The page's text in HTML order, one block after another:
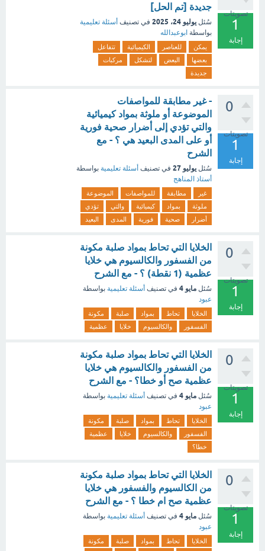
تصويتات
1
إجابة
جديدة [تم الحل]
سُئل يوليو 24، 2025 في تصنيف أسئلة تعليمية
بواسطة ابوعبدالله
يمكن للعناصر الكيميائية
تتفاعل
بعضها
البعض لتشكل
مركبات
جديدة
0
تصويتات
1
إجابة
- غير مطابقة للمواصفات
الموضوعة أو ملوثة بمواد كيميائية
والتي تؤدي إلى أضرار صحية فورية
أو على المدى البعيد هي ؟ - مع
الشرح
سُئل يوليو 27 في تصنيف أسئلة تعليمية بواسطة
أستاذ المناهج
غير مطابقة للمواصفات
الموضوعة
ملوثة
بمواد كيميائية والتي
تؤدي
أضرار
صحية فورية المدى البعيد
0
تصويتات
1
إجابة
الخلايا التي تحاط بمواد صلبة مكونة
من الفسفور والكالسيوم هي خلايا
عظمية (1 نقطة) ؟ - مع الشرح
سُئل مايو 4 في تصنيف أسئلة تعليمية بواسطة
عبود
الخلايا تحاط بمواد صلبة
مكونة
الفسفور
والكالسيوم خلايا عظمية
0
تصويتات
1
إجابة
الخلايا التي تحاط بمواد صلبة مكونة
من الفسفور والكالسيوم هي خلايا
عظمية صح أو خطا؟ - مع الشرح
سُئل مايو 4 في تصنيف أسئلة تعليمية بواسطة
عبود
الخلايا تحاط بمواد صلبة
مكونة
الفسفور
والكالسيوم خلايا
عظمية
خطا؟
0
تصويتات
1
إجابة
الخلايا التي تحاط بمواد صلبة مكونة
من الكالسيوم والفسفور هي خلايا
عظمية صح ام خطا ؟ - مع الشرح
سُئل مايو 4 في تصنيف أسئلة تعليمية بواسطة
عبود
الخلايا تحاط بمواد صلبة
مكونة